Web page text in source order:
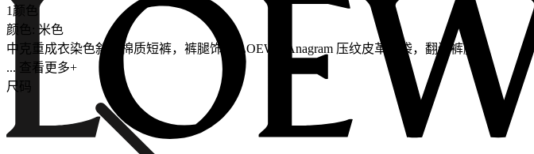
1颜色
颜色: 米色
中克重成衣染色斜纹棉质短裤，裤腿饰有 LOEWE Anagram 压纹皮革贴袋，翻边裤脚。
... 查看更多+
尺码